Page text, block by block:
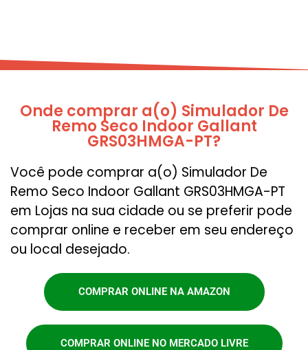
Onde comprar a(o) Simulador De
Remo Seco Indoor Gallant
GRS03HMGA-PT?
Você pode comprar a(o) Simulador De
Remo Seco Indoor Gallant GRS03HMGA-PT
em Lojas na sua cidade ou se preferir pode
comprar online e receber em seu endereço
ou local desejado.
COMPRAR ONLINE NA AMAZON
COMPRAR ONLINE NO MERCADO LIVRE